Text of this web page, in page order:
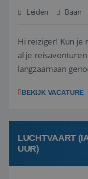
Leiden Baan
Hi reiziger! Kun
al je
langzaamaan
naar enthousiaste
samenstellen van
BEKIJK VACATURE
LUCHTVAART
UUR)